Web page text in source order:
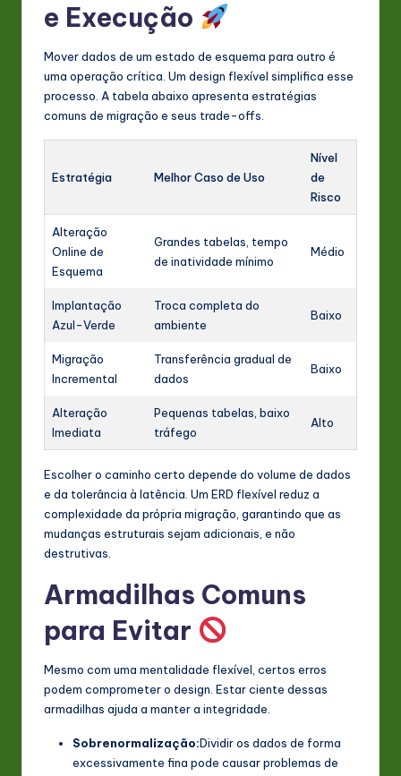
e Execução
Mover dados de um estado de esquema para outro é
uma operação crítica. Um design flexível simplifica esse
processo. A tabela abaixo apresenta estratégias
comuns de migração e seus trade-offs.
Estratégia Melhor Caso de Uso
Nível
de
Risco
Alteração
Online de
Esquema
Grandes tabelas, tempo
de inatividade mínimo
Médio
Implantação
Azul-Verde
Troca completa do
ambiente
Baixo
Migração
Incremental
Transferência gradual de
dados
Baixo
Alteração
Imediata
Pequenas tabelas, baixo
tráfego
Alto
Escolher o caminho certo depende do volume de dados
e da tolerância à latência. Um ERD flexível reduz a
complexidade da própria migração, garantindo que as
mudanças estruturais sejam adicionais, e não
destrutivas.
Armadilhas Comuns
para Evitar
Mesmo com uma mentalidade flexível, certos erros
podem comprometer o design. Estar ciente dessas
armadilhas ajuda a manter a integridade.
Sobrenormalização:Dividir os dados de forma
excessivamente fina pode causar problemas de